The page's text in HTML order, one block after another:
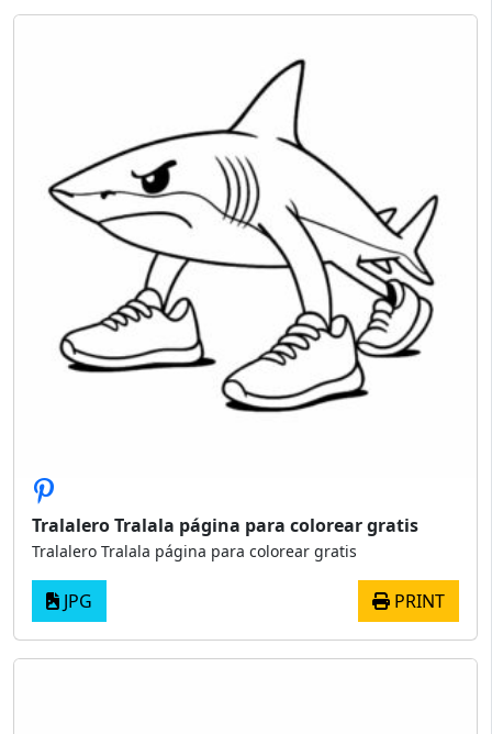
Tralalero Tralala página para colorear gratis
Tralalero Tralala página para colorear gratis
JPG PRINT